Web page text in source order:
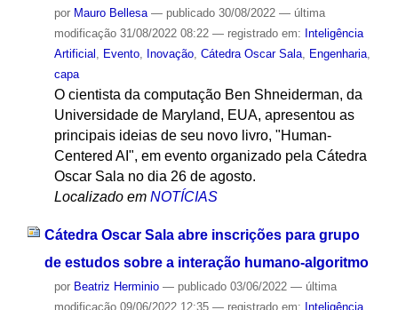
por Mauro Bellesa — publicado30/08/2022 — última
modificação31/08/2022 08:22 — registrado em: Inteligência
Artificial
Evento, Inovação, Cátedra Oscar Sala, Engenharia,
capa
O cientista da computação Ben Shneiderman, da
Universidade de Maryland, EUA, apresentou as
principais ideias de seu novo livro, "Human-
Centered AI", em evento organizado pela Cátedra
Oscar Sala no dia 26 de agosto.
Localizado em NOTÍCIAS
Cátedra Oscar Sala abre inscrições para grupo
de estudos sobre a interação humano-algoritmo
por Beatriz Herminio — publicado03/06/2022 — última
modificação09/06/2022 12:35 — registrado em: Inteligência